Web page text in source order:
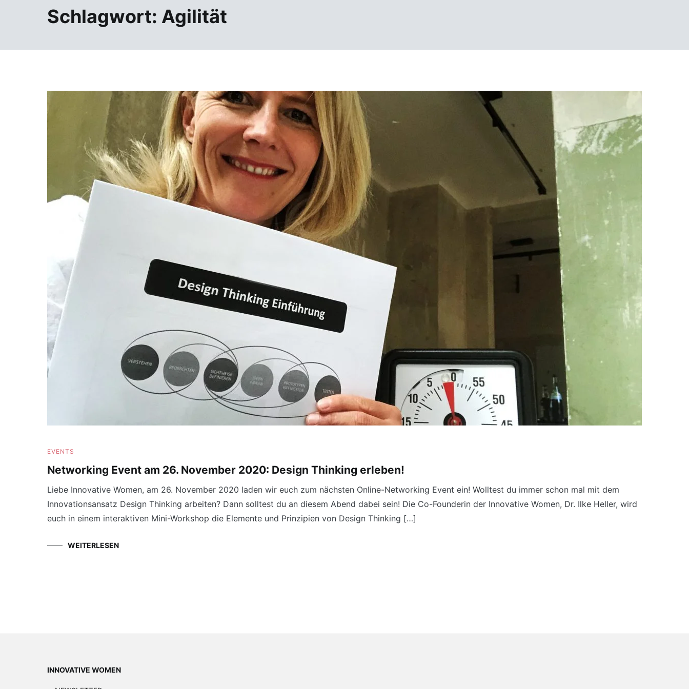
Schlagwort: Agilität
EVENTS
Networking Event am 26. November 2020: Design Thinking erleben!
Liebe Innovative Women, am 26. November 2020 laden wir euch zum nächsten Online-Networking Event ein! Wolltest du immer schon mal mit dem
Innovationsansatz Design Thinking arbeiten? Dann solltest du an diesem Abend dabei sein! Die Co-Founderin der Innovative Women, Dr. Ilke Heller, wird
euch in einem interaktiven Mini-Workshop die Elemente und Prinzipien von Design Thinking […]
WEITERLESEN
INNOVATIVE WOMEN